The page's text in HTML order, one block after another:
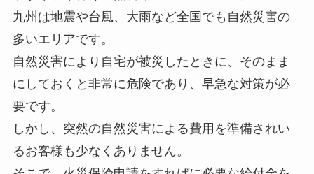
九州は地震や台風、大雨など全国でも自然災害の
多いエリアです。
自然災害により自宅が被災したときに、そのまま
にしておくと非常に危険であり、早急な対策が必
要です。
しかし、突然の自然災害による費用を準備されい
るお客様も少なくありません。